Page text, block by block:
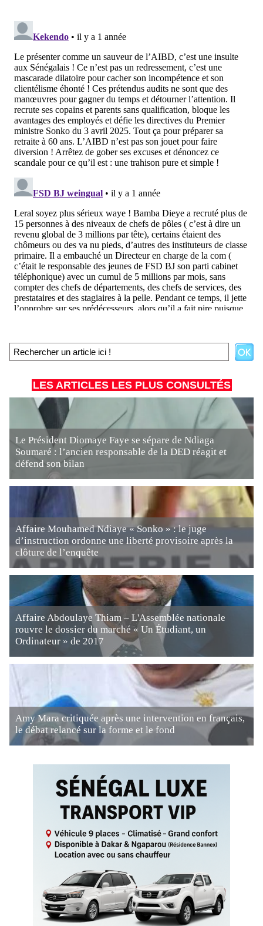
LES ARTICLES LES PLUS CONSULTÉS
Le Président Diomaye Faye se sépare de Ndiaga
Soumaré : l’ancien responsable de la DED réagit et
défend son bilan
Affaire Mouhamed Ndiaye « Sonko » : le juge
d’instruction ordonne une liberté provisoire après la
clôture de l’enquête
Affaire Abdoulaye Thiam – L'Assemblée nationale
rouvre le dossier du marché « Un Étudiant, un
Ordinateur » de 2017
Amy Mara critiquée après une intervention en français,
le débat relancé sur la forme et le fond